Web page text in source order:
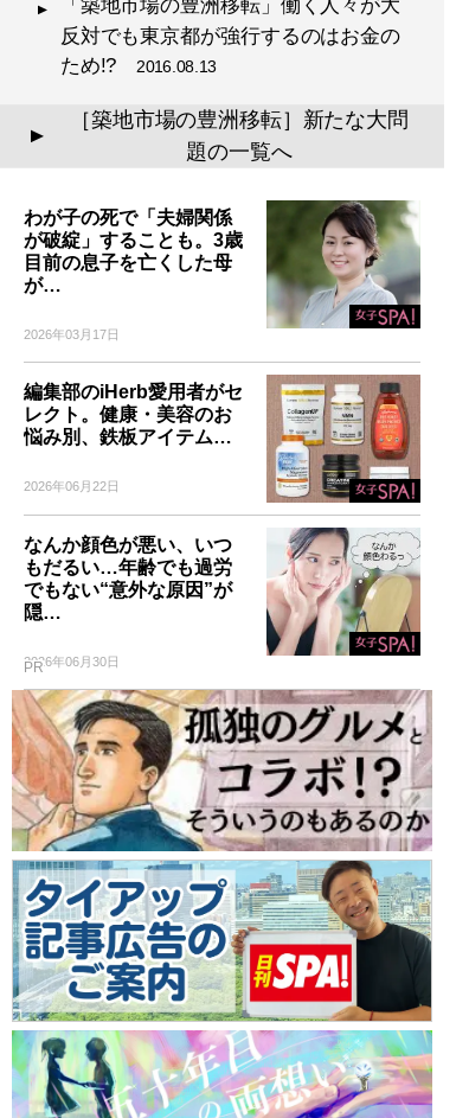
「築地市場の豊洲移転」働く人々が大
反対でも東京都が強行するのはお金の
ため!?
2016.08.13
▲
［築地市場の豊洲移転］新たな大問
題の一覧へ
わが子の死で「夫婦関係
が破綻」することも。3歳
目前の息子を亡くした母
が…
2026年03月17日
編集部のiHerb愛用者がセ
レクト。健康・美容のお
悩み別、鉄板アイテム…
2026年06月22日
なんか顔色が悪い、いつ
もだるい…年齢でも過労
でもない“意外な原因”が
隠…
2026年06月30日
PR